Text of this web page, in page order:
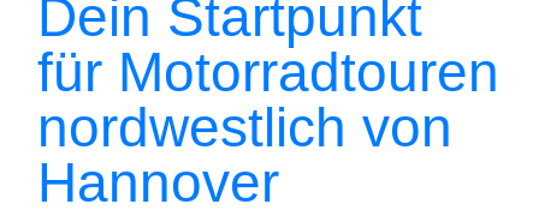
Dein Startpunkt
für Motorradtouren
nordwestlich von
Hannover